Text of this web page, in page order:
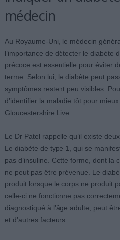
médecin
Au Royaume-Uni, le médecin
l’importance de détecter le diabète
précoce est essentielle pour éviter
terme. Selon lui, le diabète peut
symptômes restent peu visibles.
d’identifier la maladie tôt pour
Gloucestershire Live.
Le Dr Patel rappelle qu’il existe
Le diabète de type 1, qui se
pas d’insuline. Cette forme, dont la
ne peut pas être prévenue. Le
produit lorsque le corps ne produit
celle-ci ne fonctionne pas
diagnostiqué à l’âge adulte, peut
et d’autres facteurs.